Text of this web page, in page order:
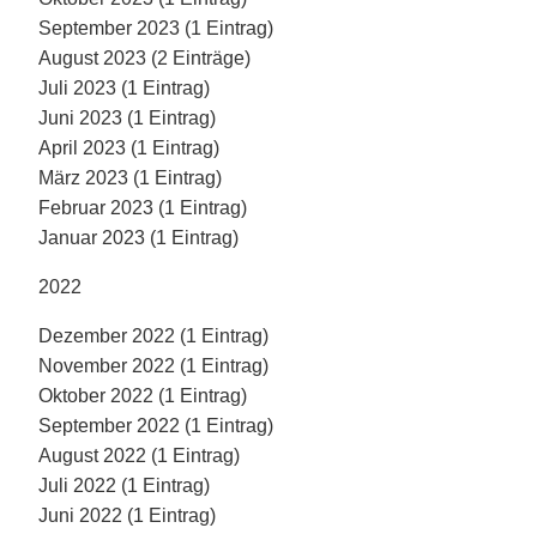
September 2023 (1 Eintrag)
August 2023 (2 Einträge)
Juli 2023 (1 Eintrag)
Juni 2023 (1 Eintrag)
April 2023 (1 Eintrag)
März 2023 (1 Eintrag)
Februar 2023 (1 Eintrag)
Januar 2023 (1 Eintrag)
2022
Dezember 2022 (1 Eintrag)
November 2022 (1 Eintrag)
Oktober 2022 (1 Eintrag)
September 2022 (1 Eintrag)
August 2022 (1 Eintrag)
Juli 2022 (1 Eintrag)
Juni 2022 (1 Eintrag)